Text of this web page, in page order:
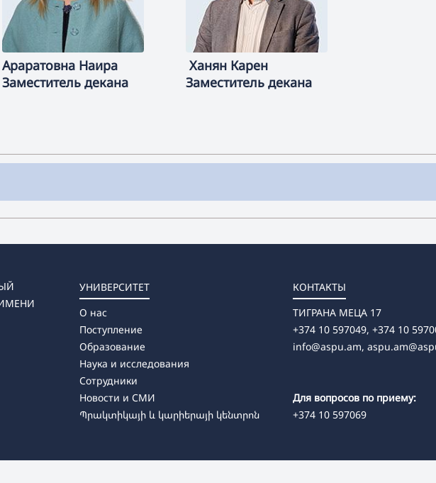
Араратовна Наира
Заместитель декана
Ханян Карен
Заместитель декана
УНИВЕРСИТЕТ
О нас
Поступление
Образование
Наука и исследования
Сотрудники
Новости и СМИ
Պրակտիկայի և կարիերայի կենտրոն
КОНТАКТЫ
ТИГРАНА МЕЦА 17
+374 10 597049, +374 10
info@aspu.am,
Для вопросов по приему:
+374 10 597069